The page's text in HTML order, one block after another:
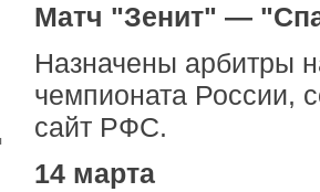
Матч "Зенит" —
Назначены арбитры
чемпионата России,
сайт РФС.
14 марта